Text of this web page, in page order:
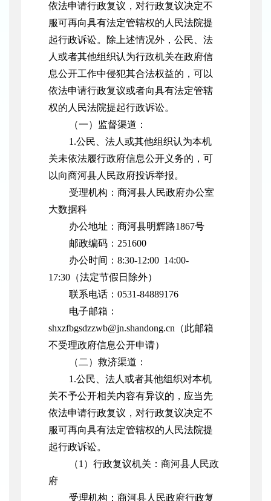
依法申请行政复议，对行政复议决定不
服可再向具有法定管辖权的人民法院提
起行政诉讼。除上述情况外，公民、法
人或者其他组织认为行政机关在政府信
息公开工作中侵犯其合法权益的，可以
依法申请行政复议或者向具有法定管辖
权的人民法院提起行政诉讼。
（一）监督渠道：
1.公民、法人或其他组织认为本机
关未依法履行政府信息公开义务的，可
以向商河县人民政府投诉举报。
受理机构：商河县人民政府办公室
大数据科
办公地址：商河县明辉路1867号
邮政编码：251600
办公时间：8:30-12:00 14:00-
17:30（法定节假日除外）
联系电话：0531-84889176
电子邮箱：
shxzfbgsdzzwb@jn.shandong.cn（此邮箱
不受理政府信息公开申请）
（二）救济渠道：
1.公民、法人或者其他组织对本机
关不予公开相关内容有异议的，应当先
依法申请行政复议，对行政复议决定不
服可再向具有法定管辖权的人民法院提
起行政诉讼。
（1）行政复议机关：商河县人民政
府
受理机构：商河县人民政府行政复